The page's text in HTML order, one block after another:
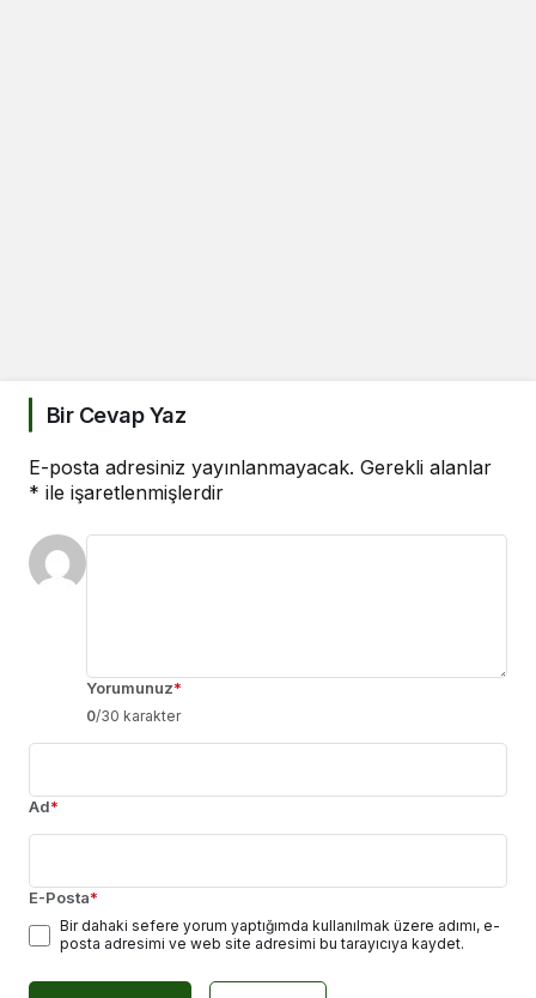
Bir Cevap Yaz
E-posta adresiniz yayınlanmayacak. Gerekli alanlar
* ile işaretlenmişlerdir
Yorumunuz*
0/30 karakter
Ad*
E-Posta*
Bir dahaki sefere yorum yaptığımda kullanılmak üzere adımı, e-
posta adresimi ve web site adresimi bu tarayıcıya kaydet.